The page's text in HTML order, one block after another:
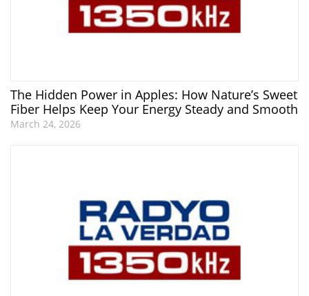
The Hidden Power in Apples: How Nature’s Sweet
Fiber Helps Keep Your Energy Steady and Smooth
March 24, 2026